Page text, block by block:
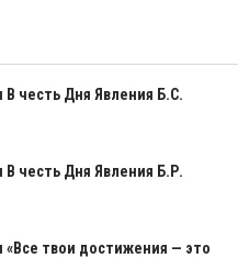
В честь Дня Явления Б.С.
В честь Дня Явления Б.Р.
«Все твои достижения — это